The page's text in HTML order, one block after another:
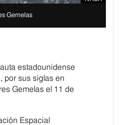
Gemelas
estadounidense
por sus siglas en
Gemelas el 11 de
Espacial